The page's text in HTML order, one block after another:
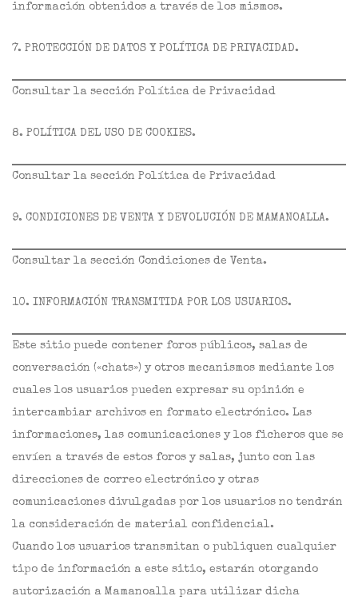
información obtenidos a través de los mismos.
7. PROTECCIÓN DE DATOS Y POLÍTICA DE PRIVACIDAD.
Consultar la sección Política de Privacidad
8. POLÍTICA DEL USO DE COOKIES.
Consultar la sección Política de Privacidad
9. CONDICIONES DE VENTA Y DEVOLUCIÓN DE MAMANOALLA.
Consultar la sección Condiciones de Venta.
10. INFORMACIÓN TRANSMITIDA POR LOS USUARIOS.
Este sitio puede contener foros públicos, salas de
conversación («chats») y otros mecanismos mediante los
cuales los usuarios pueden expresar su opinión e
intercambiar archivos en formato electrónico. Las
informaciones, las comunicaciones y los ficheros que se
envíen a través de estos foros y salas, junto con las
direcciones de correo electrónico y otras
comunicaciones divulgadas por los usuarios no tendrán
la consideración de material confidencial.
Cuando los usuarios transmitan o publiquen cualquier
tipo de información a este sitio, estarán otorgando
autorización a Mamanoalla para utilizar dicha